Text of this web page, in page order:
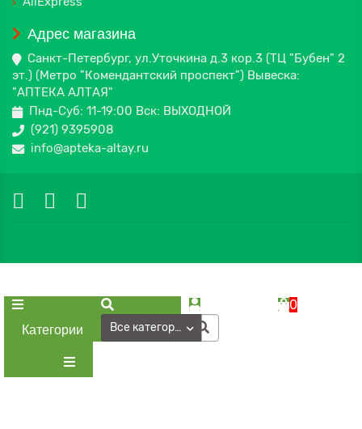
Адрес магазина
Санкт-Петербург, ул.Уточкина д.3 кор.3 (ТЦ "Бубен" 2
эт.) (Метро "Комендантский проспект") Вывеска:
"АПТЕКА АЛТАЯ"
Пнд-Суб: 11-19:00 Вск: ВЫХОДНОЙ
(921) 9395908
info@apteka-altay.ru
Категории Все категории
0